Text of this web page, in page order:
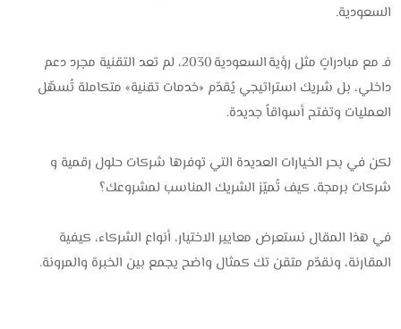
السعودية.
فـ مع مبادراتٍ مثل ‎رؤية السعودية 2030، لم تعد التقنية مجرد دعم
داخلي، بل شريك استراتيجي يُقدّم «خدمات تقنية» متكاملة تُسهّل
العمليات وتفتح أسواقاً جديدة.
لكن في بحر الخيارات العديدة التي توفرها شركات حلول رقمية و
شركات برمجة، كيف تُميّز الشريك المناسب لمشروعك؟
في هذا المقال نستعرض معايير الاختيار، أنواع الشركاء، كيفية
المقارنة، ونقدّم ‎متقن تك‎ كمثال واضح يجمع بين الخبرة والمرونة.